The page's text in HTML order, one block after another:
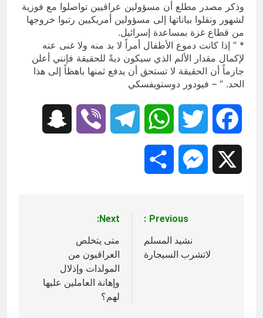
وذكر مصدر مطلع أن مسؤولين عراقيين تواصلوا مع فوزية
لشهور ونقلوا بياناتها إلى مسؤولين أمريكيين رتبوا خروجها
من قطاع غزة بمساعدة إسرائيل.
* ” إذا كانت دموع الأطفال أمراً لا بد منه ولا غنى عنه
لإكمال مقدار الألم الذي سيكون ديةً للحقيقة فإنني أعلن
جازماً أن الحقيقة لا تستحق أن يدفع ثمنها باهظاً إلى هذا
الحد. ” – فيودور دوستويفسكي
Facebook
Twitter
WhatsApp
Telegram
Viber
Messenger
المقالات
Previous:
نشيد المسلم
لاتشرب السيجارة
Next:
متى يتخلص
العراقيون من
المولدات وإذلال
وإهانة العاملين عليها
لهم؟